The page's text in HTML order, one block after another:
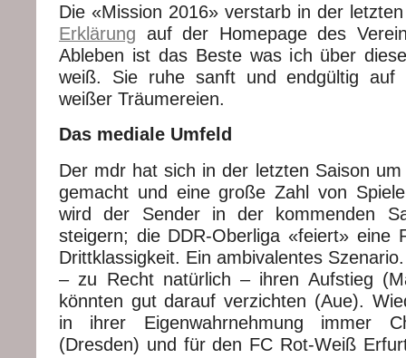
Die «Mission 2016» verstarb in der
Erklärung auf der Homepage des
Ableben ist das Beste was ich über
weiß. Sie ruhe sanft und endgültig auf
weißer Träumereien.
Das mediale Umfeld
Der mdr hat sich in der letzten Saison
gemacht und eine große Zahl von
wird der Sender in der kommenden
steigern; die DDR-Oberliga «feiert» eine
Drittklassigkeit. Ein ambivalentes
– zu Recht natürlich – ihren Aufstieg
könnten gut darauf verzichten (Aue).
in ihrer Eigenwahrnehmung immer
(Dresden) und für den FC Rot-Weiß